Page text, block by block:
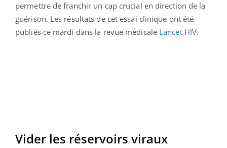
permettre de franchir un cap crucial en direction de la
guérison. Les résultats de cet essai clinique ont été
publiés ce mardi dans la revue médicale Lancet HIV.
Vider les réservoirs viraux